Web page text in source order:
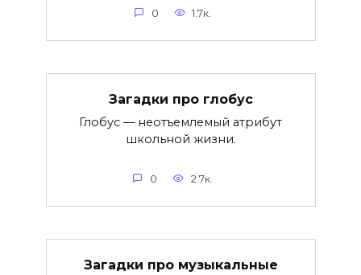
0 1.7к.
Загадки про глобус
Глобус — неотъемлемый атрибут
школьной жизни.
0 2.7к.
Загадки про музыкальные